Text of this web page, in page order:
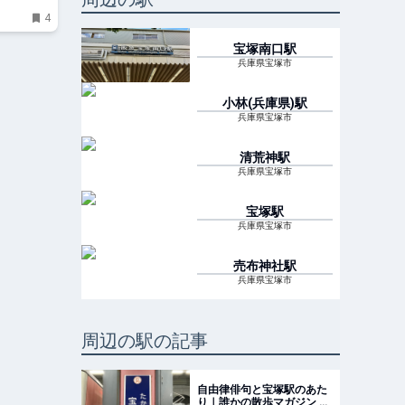
4
宝塚南口駅
兵庫県宝塚市
小林(兵庫県)駅
兵庫県宝塚市
清荒神駅
兵庫県宝塚市
宝塚駅
兵庫県宝塚市
売布神社駅
兵庫県宝塚市
周辺の駅の記事
自由律俳句と宝塚駅のあた